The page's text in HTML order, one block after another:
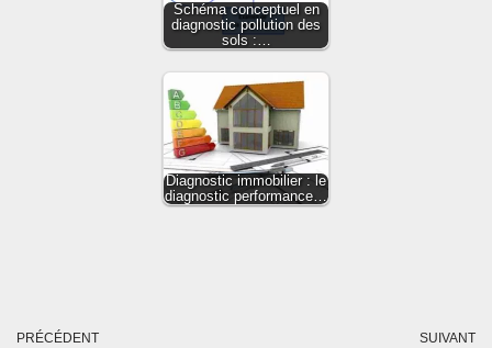
Schéma conceptuel en
diagnostic pollution des
sols :…
Diagnostic immobilier : le
diagnostic performance…
PRÉCÉDENT SUIVANT